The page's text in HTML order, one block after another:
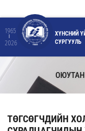
1965
2026
ХҮНСНИЙ
СУРГУУЛЬ
ТӨГСӨГЧДИЙН